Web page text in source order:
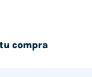
compra